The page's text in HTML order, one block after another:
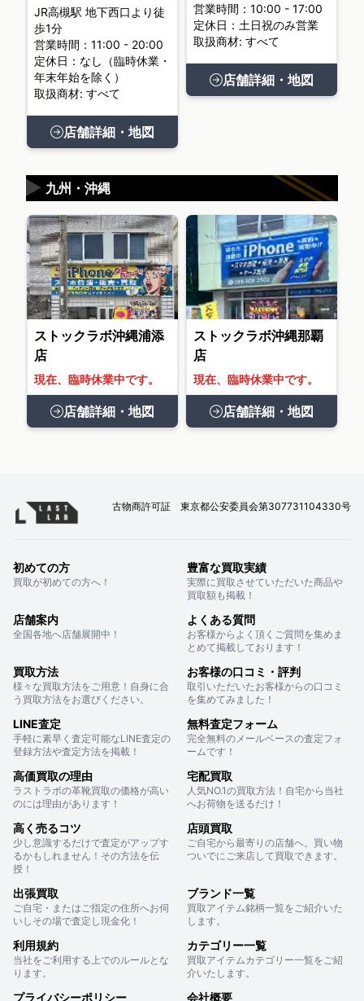
JR高槻駅 地下西口より徒
歩1分
営業時間：11:00 - 20:00
定休日：なし（臨時休業・
年末年始を除く）
取扱商材: すべて
店舗詳細・地図
営業時間：10:00 - 17:00
定休日：土日祝のみ営業
取扱商材: すべて
店舗詳細・地図
九州・沖縄
▶
ストックラボ沖縄浦添
店
現在、臨時休業中です。
店舗詳細・地図
ストックラボ沖縄那覇
店
現在、臨時休業中です。
店舗詳細・地図
古物商許可証 東京都公安委員会第307731104330号
初めての方
買取が初めての方へ！
豊富な買取実績
実際に買取させていただいた商品や
買取額も掲載！
店舗案内
全国各地へ店舗展開中！
よくある質問
お客様からよく頂くご質問を集めま
とめて掲載しております！
買取方法
様々な買取方法をご用意！自身に合
う買取方法をお選びください。
お客様の口コミ・評判
取引いただいたお客様からの口コミ
を集めてみました！
LINE査定
手軽に素早く査定可能なLINE査定の
登録方法や査定方法を掲載！
無料査定フォーム
完全無料のメールベースの査定フォ
ームです！
高価買取の理由
ラストラボの革靴買取の価格が高い
のには理由があります！
宅配買取
人気NO.1の買取方法！自宅から当社
へお荷物を送るだけ！
高く売るコツ
少し意識するだけで査定がアップす
るかもしれません！その方法を伝
授！
店頭買取
ご自宅から最寄りの店舗へ。買い物
ついでにご来店して買取できます。
出張買取
ご自宅・またはご指定の住所へお伺
いしその場で査定し現金化！
ブランド一覧
買取アイテム銘柄一覧をご紹介いた
します。
利用規約
当社をご利用する上でのルールとな
ります。
カテゴリー一覧
買取アイテムカテゴリー一覧をご紹
介いたします。
プライバシーポリシー 会社概要